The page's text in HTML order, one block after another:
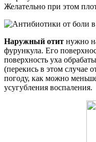
Желательно при этом
Наружный отит нужно
фурункула. Его
поверхность уха
(перекись в этом случае
погоду, как можно
усугубления воспаления.